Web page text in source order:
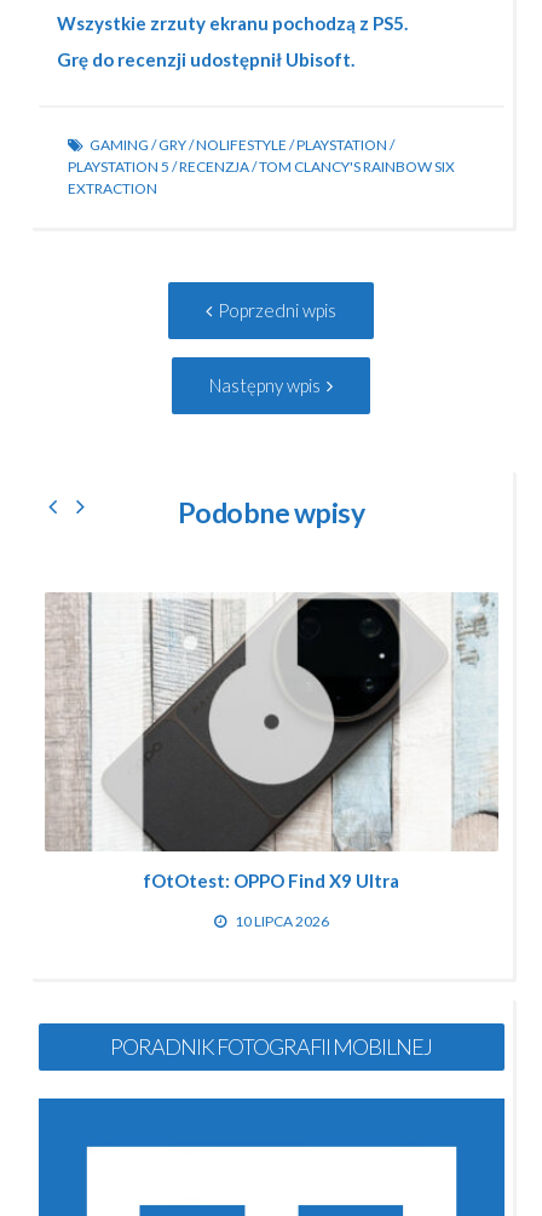
Wszystkie zrzuty ekranu pochodzą z PS5.
Grę do recenzji udostępnił Ubisoft.
GAMING /GRY/NOLIFESTYLE /PLAYSTATION /
PLAYSTATION 5 /RECENZJA/TOM CLANCY'S RAINBOW SIX
EXTRACTION
Poprzedni wpis
wpis:
Następny wpis
wpis:
Podobne wpisy
fOtOtest: OPPO Find X9 Ultra
10 LIPCA 2026
PORADNIK FOTOGRAFII MOBILNEJ